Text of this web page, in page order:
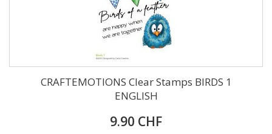
CRAFTEMOTIONS Clear Stamps BIRDS 1
ENGLISH
9.90 CHF